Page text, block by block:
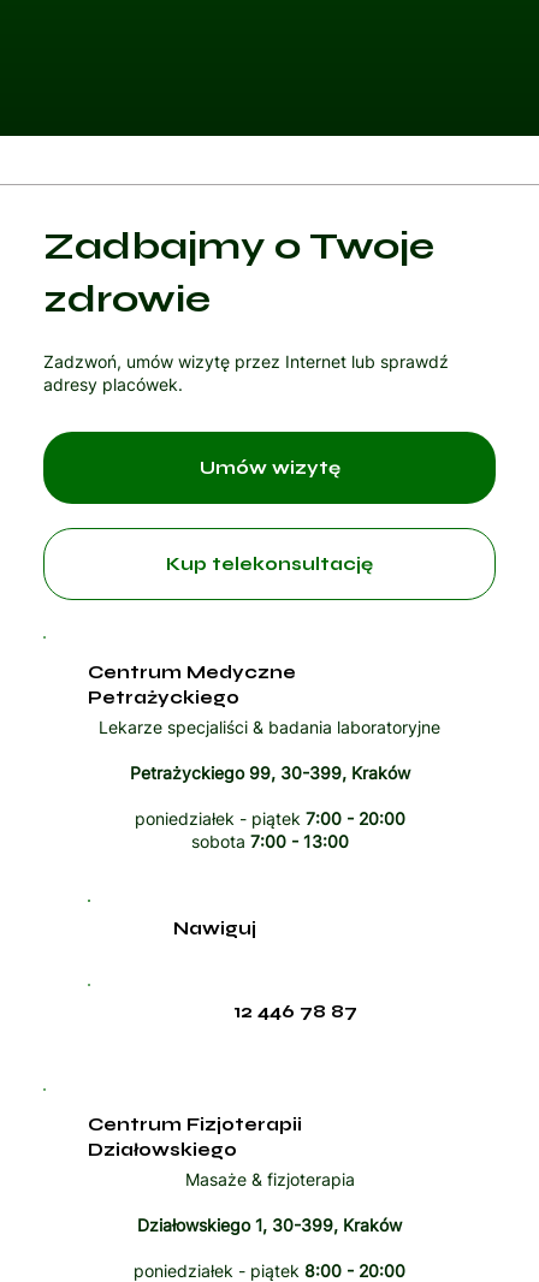
Zadbajmy o Twoje
zdrowie
Zadzwoń, umów wizytę przez Internet lub sprawdź
adresy placówek.
Kup telekonsultację
Centrum Medyczne
Petrażyckiego
Lekarze specjaliści & badania laboratoryjne
Petrażyckiego 99, 30-399, Kraków
poniedziałek - piątek 7:00 - 20:00
sobota 7:00 - 13:00
12 446 78 87
Nawiguj
Centrum Fizjoterapii
Działowskiego
Masaże & fizjoterapia
Działowskiego 1, 30-399, Kraków
poniedziałek - piątek 8:00 - 20:00
Umów wizytę